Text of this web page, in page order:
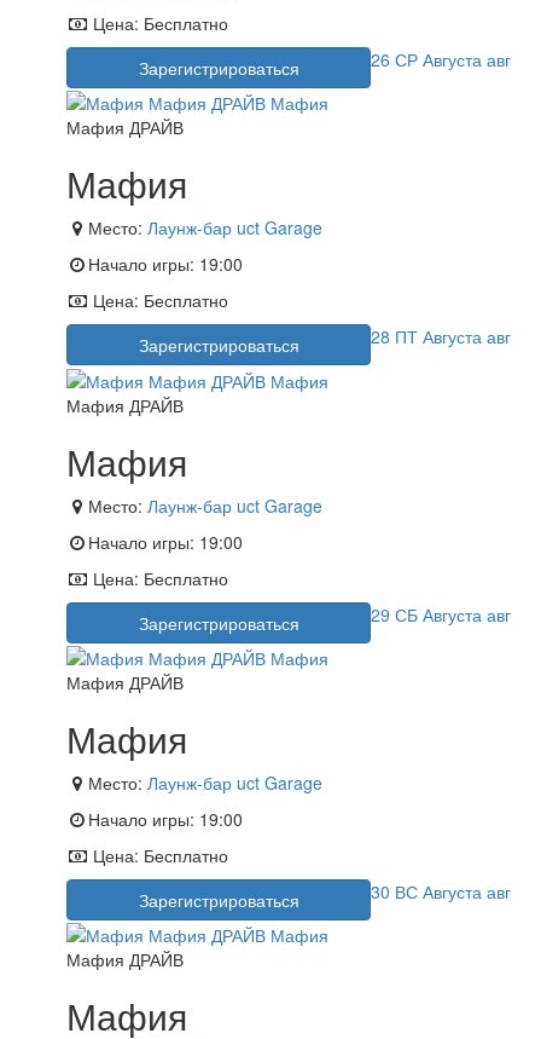
Цена: Бесплатно
Зарегистрироваться
26 СР Августа авг
Мафия ДРАЙВ
Мафия
Место: Лаунж-бар uct Garage
Начало игры: 19:00
Цена: Бесплатно
Зарегистрироваться
28 ПТ Августа авг
Мафия ДРАЙВ
Мафия
Место: Лаунж-бар uct Garage
Начало игры: 19:00
Цена: Бесплатно
Зарегистрироваться
29 СБ Августа авг
Мафия ДРАЙВ
Мафия
Место: Лаунж-бар uct Garage
Начало игры: 19:00
Цена: Бесплатно
Зарегистрироваться
30 ВС Августа авг
Мафия ДРАЙВ
Мафия